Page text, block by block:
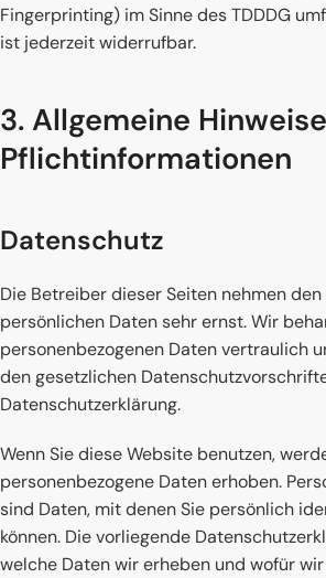
Fingerprinting) im Sinne des TDDDG
ist jederzeit widerrufbar.
3. Allgemeine
Pflicht­informationen
Datenschutz
Die Betreiber dieser Seiten nehmen
persönlichen Daten sehr ernst. Wir
personenbezogenen Daten vertraulich
den gesetzlichen
Datenschutzerklärung.
Wenn Sie diese Website benutzen,
personenbezogene Daten erhoben.
sind Daten, mit denen Sie persönlich
können. Die vorliegende
welche Daten wir erheben und wofür wir